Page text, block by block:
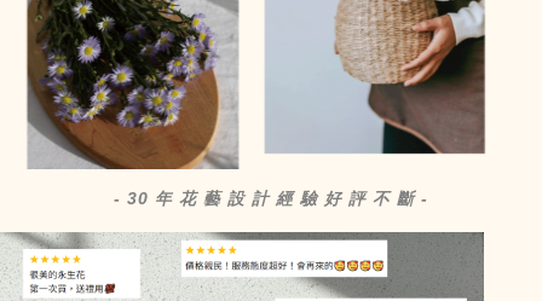
- 30 年 花 藝 設 計 經 驗 好 評 不 斷 -